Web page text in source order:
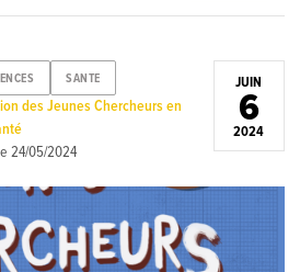
SANTE
des Jeunes Chercheurs en
24/05/2024
JUIN
6
2024